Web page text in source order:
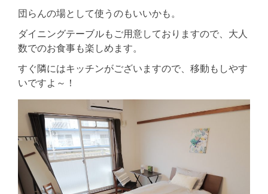
団らんの場として使うのもいいかも。
ダイニングテーブルもご用意しておりますので、大人
数でのお食事も楽しめます。
すぐ隣にはキッチンがございますので、移動もしやす
いですよ～！